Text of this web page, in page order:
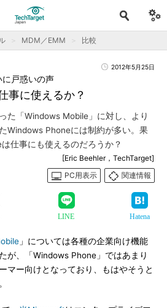
MDM／EMM 比較
2012年5月25日
事に使えるか？
戸惑いの声
た「Windows Mobile」に対し、より
Windows Phoneには制約が多い。果
仕事にも使えるのだろうか？
[Eric Beehler，TechTarget]
PC用表示
関連情報
LINE Hatena
」については各種の企業向け機能
が、「Windows Phone」ではあまり
マー向けとなっており、もはやそうと